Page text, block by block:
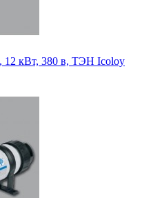
12 кВт, 380 в, ТЭН Icoloy